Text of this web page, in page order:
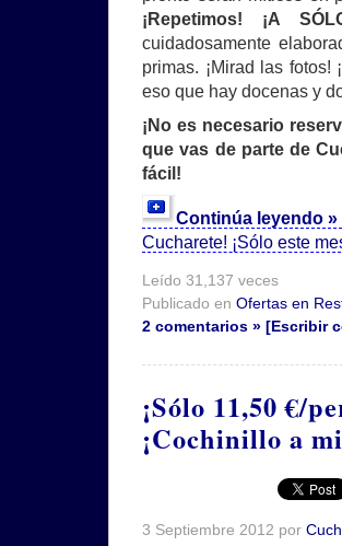
¡Repetimos! ¡A
cuidadosamente
primas. ¡Mirad las fotos!
eso que hay docenas y
¡No es necesario
que vas de parte de
fácil!
Continúa leyendo »
Cucharete! ¡Sólo este
Leído 31,137 veces
Publicado en Ofertas en
2 comentarios » [Escribir
¡Sólo 11,50 €/
¡Cochinillo a
3 Septiembre 2012 por